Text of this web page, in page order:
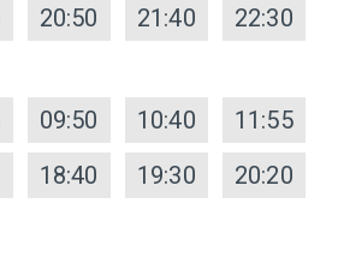
20:50 21:40 22:30
09:50 10:40
11:55
18:40 19:30
20:20